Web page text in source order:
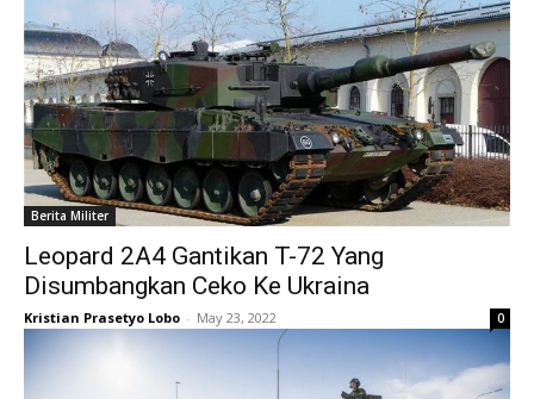
Berita Militer
Leopard 2A4 Gantikan T-72 Yang
Disumbangkan Ceko Ke Ukraina
Kristian Prasetyo Lobo - May 23, 2022 0